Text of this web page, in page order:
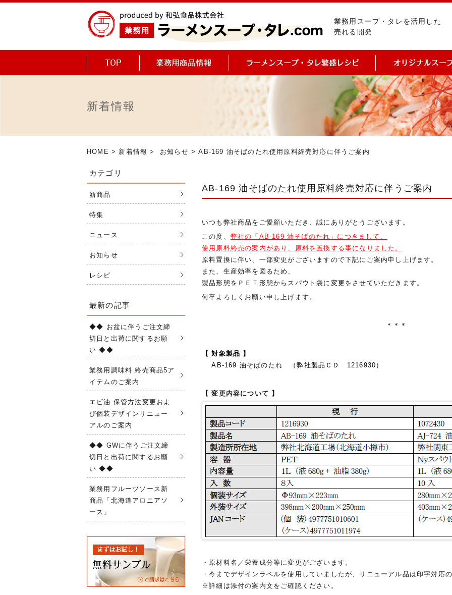
業務用スープ・タレを活用した
売れる開発
新着情報
HOME > 新着情報 > お知らせ > AB-169 油そばのたれ使用原料終売対応に伴うご案内
AB-169 油そばのたれ使用原料終売対応に伴うご案内
いつも弊社商品をご愛顧いただき、誠にありがとうございます。
この度、 弊社の「AB-169 油そばのたれ」につきまして、
使用原料終売の案内があり、原料を置換する事になりました。
原料置換に伴い、一部変更がございますので下記にご案内申し上げます。
また、生産効率を図るため、
製品形態をＰＥＴ形態からスパウト袋に変更をさせていただきます。
何卒よろしくお願い申し上げます。
＊＊＊
【 対象製品 】
AB-169 油そばのたれ （弊社製品ＣＤ 1216930）
【 変更内容について 】
・原材料名／栄養成分等に変更がございます。
・今までデザインラベルを使用していましたが、リニューアル品は印字対応
※詳細は添付の案内文をご確認ください。
カテゴリ
新商品
特集
ニュース
お知らせ
レシピ
最新の記事
◆◆ お盆に伴うご注文締
切日と出荷に関するお願
い ◆◆
業務用調味料 終売商品5ア
イテムのご案内
エビ油 保管方法変更およ
び個装デザインリニュー
アルのご案内
◆◆ GWに伴うご注文締
切日と出荷に関するお願
い ◆◆
業務用フルーツソース新
商品「北海道アロニアソ
ース」